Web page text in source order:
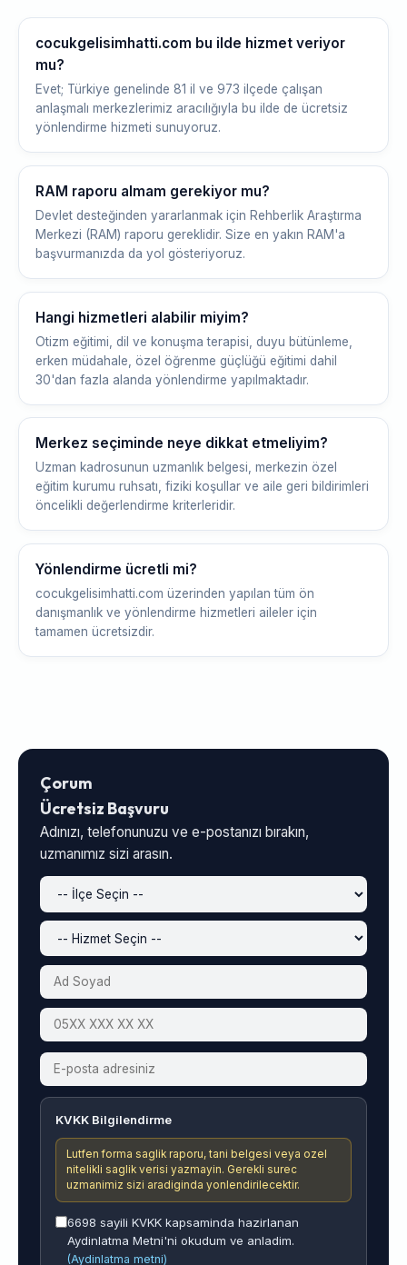
cocukgelisimhatti.com bu ilde hizmet veriyor
mu?
Evet; Türkiye genelinde 81 il ve 973 ilçede çalışan
anlaşmalı merkezlerimiz aracılığıyla bu ilde de ücretsiz
yönlendirme hizmeti sunuyoruz.
RAM raporu almam gerekiyor mu?
Devlet desteğinden yararlanmak için Rehberlik Araştırma
Merkezi (RAM) raporu gereklidir. Size en yakın RAM'a
başvurmanızda da yol gösteriyoruz.
Hangi hizmetleri alabilir miyim?
Otizm eğitimi, dil ve konuşma terapisi, duyu bütünleme,
erken müdahale, özel öğrenme güçlüğü eğitimi dahil
30'dan fazla alanda yönlendirme yapılmaktadır.
Merkez seçiminde neye dikkat etmeliyim?
Uzman kadrosunun uzmanlık belgesi, merkezin özel
eğitim kurumu ruhsatı, fiziki koşullar ve aile geri bildirimleri
öncelikli değerlendirme kriterleridir.
Yönlendirme ücretli mi?
cocukgelisimhatti.com üzerinden yapılan tüm ön
danışmanlık ve yönlendirme hizmetleri aileler için
tamamen ücretsizdir.
Çorum
Ücretsiz Başvuru
Adınızı, telefonunuzu ve e-postanızı bırakın,
uzmanımız sizi arasın.
KVKK Bilgilendirme
Lutfen forma saglik raporu, tani belgesi veya ozel
nitelikli saglik verisi yazmayin. Gerekli surec
uzmanimiz sizi aradiginda yonlendirilecektir.
6698 sayili KVKK kapsaminda hazirlanan
Aydinlatma Metni'ni okudum ve anladim.
(Aydinlatma metni)